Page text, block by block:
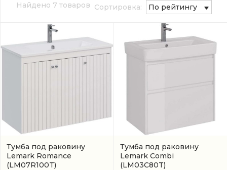
Найдено 7 товаров Сортировка: По рейтингу
Тумба под раковину
Lemark Romance
(LM07R100T)
Тумба под раковину
Lemark Combi
(LM03C80T)